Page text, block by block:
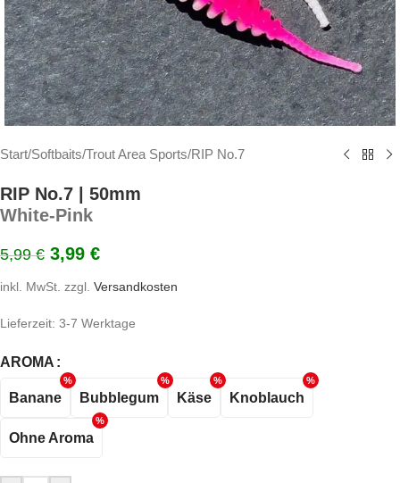
Start/Softbaits/Trout Area Sports/RIP No.7
RIP No.7 | 50mm
White-Pink
5,99€ 3,99 €
inkl. MwSt. zzgl. Versandkosten
Lieferzeit: 3-7 Werktage
AROMA
Banane Bubblegum Käse Knoblauch
Ohne Aroma